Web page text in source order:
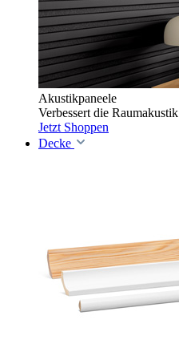
Akustikpaneele
Verbessert die Raumakustik
Jetzt Shoppen
Decke